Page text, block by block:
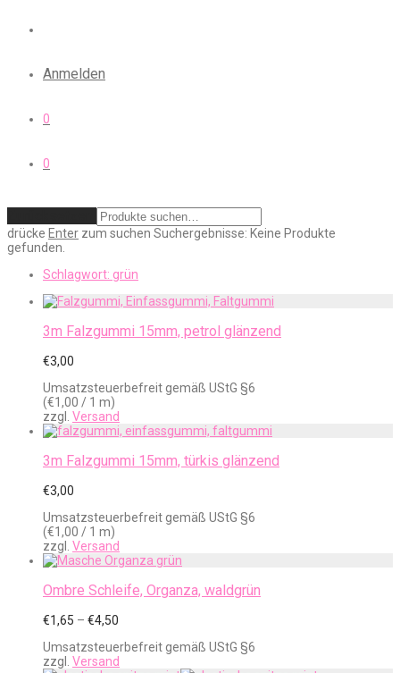
Anmelden
0
0
drücke Enter zum suchen Suchergebnisse: Keine Produkte
gefunden.
Schlagwort: grün
3m Falzgummi 15mm, petrol glänzend
€3,00
Umsatzsteuerbefreit gemäß UStG §6
(€1,00 / 1 m)
zzgl. Versand
3m Falzgummi 15mm, türkis glänzend
€3,00
Umsatzsteuerbefreit gemäß UStG §6
(€1,00 / 1 m)
zzgl. Versand
Ombre Schleife, Organza, waldgrün
€1,65 – €4,50
bis
Umsatzsteuerbefreit gemäß UStG §6
zzgl. Versand